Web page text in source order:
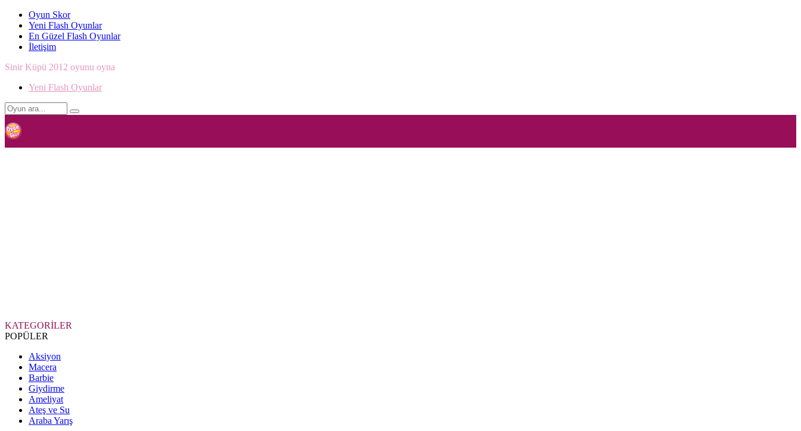
Oyun Skor
Yeni Flash Oyunlar
En Güzel Flash Oyunlar
İletişim
Sinir Küpü 2012 oyunu oyna
Yeni Flash Oyunlar
KATEGORİLER
POPÜLER
Aksiyon
Macera
Barbie
Giydirme
Ameliyat
Ateş ve Su
Araba Yarış